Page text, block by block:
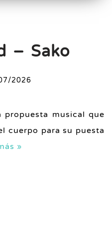
– Sako
2026
propuesta musical que
cuerpo para su puesta
»